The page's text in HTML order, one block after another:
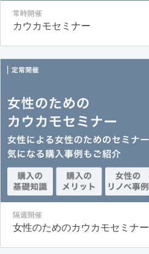
常時開催
カウカモセミナー
隔週開催
女性のためのカウカモセミナー